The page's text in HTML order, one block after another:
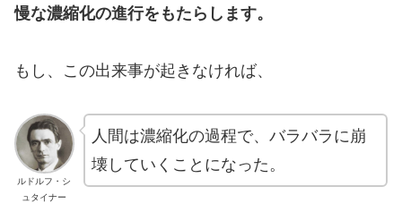
慢な濃縮化の進行をもたらします。
もし、この出来事が起きなければ、
ルドルフ・シ
ュタイナー
人間は濃縮化の過程で、バラバラに崩
壊していくことになった。